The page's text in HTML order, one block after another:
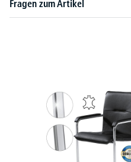
Fragen zum Artikel